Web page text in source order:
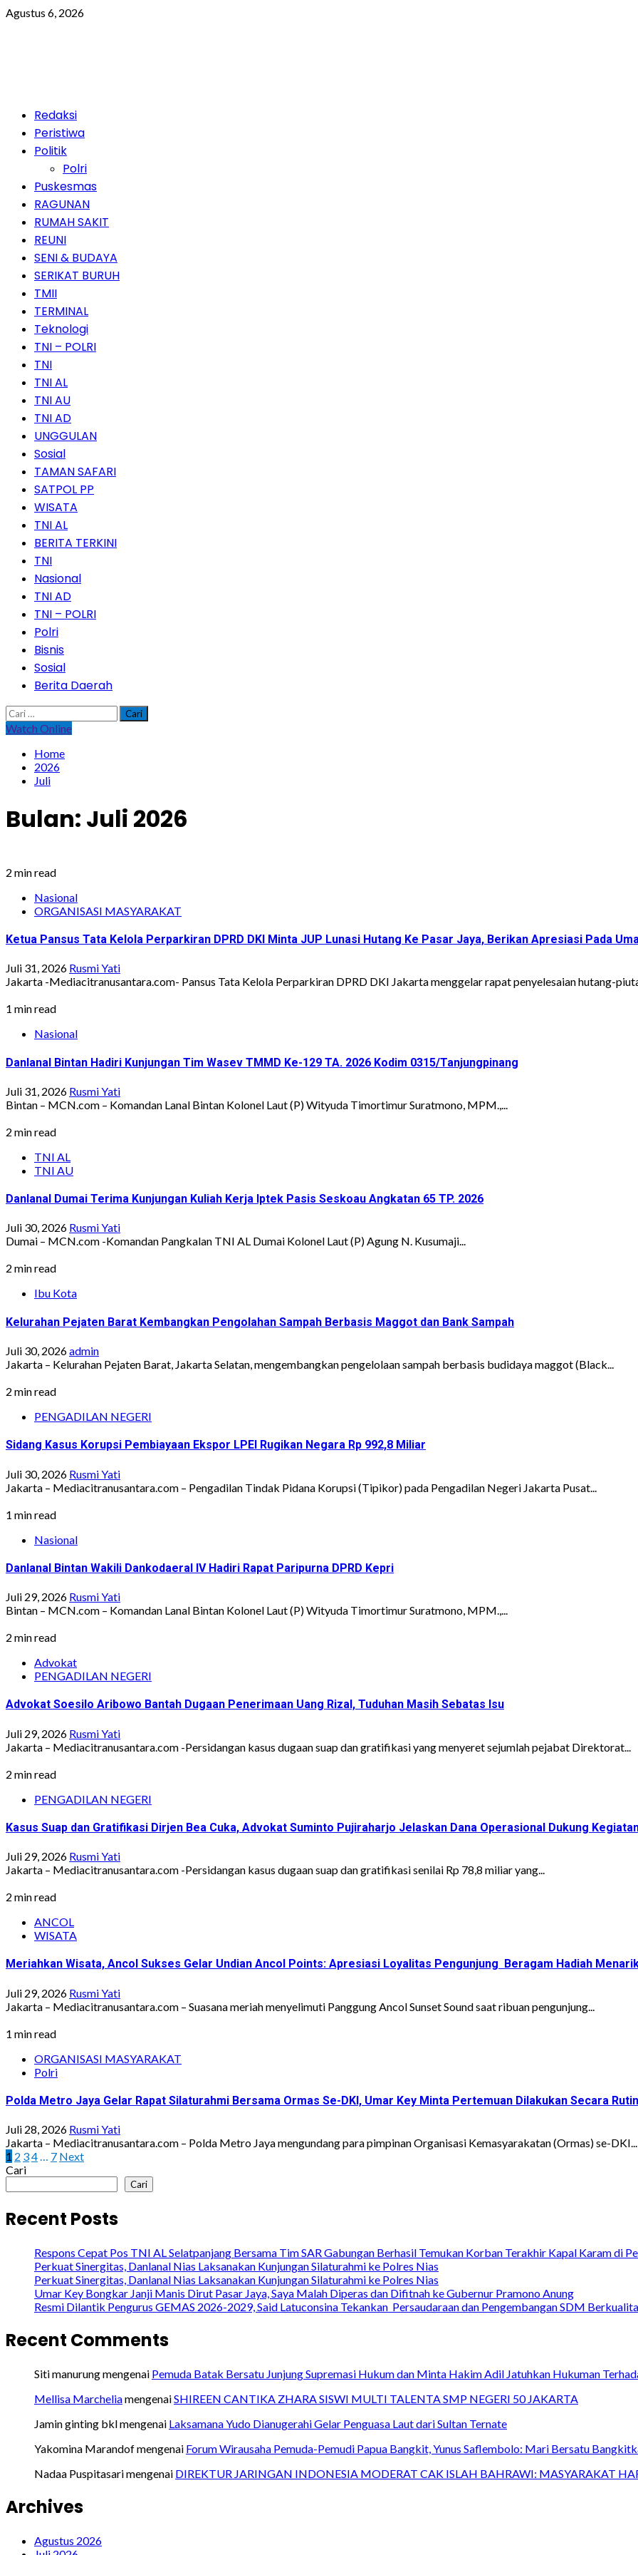
Skip
Agustus 6, 2026
PrimaryRedaksi
Peristiwa
Politik
Polri
Puskesmas
RAGUNAN
RUMAH SAKIT
REUNI
SENI & BUDAYA
SERIKAT BURUH
TMII
TERMINAL
Teknologi
TNI – POLRI
TNI
TNI AL
TNI AU
TNI AD
UNGGULAN
Sosial
TAMAN SAFARI
SATPOL PP
WISATA
TNI AL
BERITA TERKINI
TNI
Nasional
TNI AD
TNI – POLRI
Polri
Bisnis
Sosial
Berita Daerah
Cari
untuk:
Watch Online
Home
2026
Juli
Bulan: Juli 2026
2 min read
Nasional
ORGANISASI MASYARAKAT
Ketua Pansus Tata Kelola Perparkiran DPRD DKI Minta JUP Lunasi Hutang Ke Pasar Jaya, Berikan Apresiasi Pada
Juli 31, 2026 Rusmi Yati
Jakarta -Mediacitranusantara.com- Pansus Tata Kelola Perparkiran DPRD DKI Jakarta menggelar rapat penyelesaian hutang-
1 min read
Nasional
Danlanal Bintan Hadiri Kunjungan Tim Wasev TMMD Ke-129 TA. 2026 Kodim 0315/Tanjungpinang
Juli 31, 2026 Rusmi Yati
Bintan – MCN.com – Komandan Lanal Bintan Kolonel Laut (P) Wityuda Timortimur Suratmono, MPM.,...
2 min read
TNI AL
TNI AU
Danlanal Dumai Terima Kunjungan Kuliah Kerja Iptek Pasis Seskoau Angkatan 65 TP. 2026
Juli 30, 2026 Rusmi Yati
Dumai – MCN.com -Komandan Pangkalan TNI AL Dumai Kolonel Laut (P) Agung N. Kusumaji...
2 min read
Ibu Kota
Kelurahan Pejaten Barat Kembangkan Pengolahan Sampah Berbasis Maggot dan Bank Sampah
Juli 30, 2026admin
Jakarta – Kelurahan Pejaten Barat, Jakarta Selatan, mengembangkan pengelolaan sampah berbasis budidaya maggot (Black...
2 min read
PENGADILAN NEGERI
Sidang Kasus Korupsi Pembiayaan Ekspor LPEI Rugikan Negara Rp 992,8 Miliar
Juli 30, 2026 Rusmi Yati
Jakarta – Mediacitranusantara.com – Pengadilan Tindak Pidana Korupsi (Tipikor) pada Pengadilan Negeri Jakarta Pusat...
1 min read
Nasional
Danlanal Bintan Wakili Dankodaeral IV Hadiri Rapat Paripurna DPRD Kepri
Juli 29, 2026 Rusmi Yati
Bintan – MCN.com – Komandan Lanal Bintan Kolonel Laut (P) Wityuda Timortimur Suratmono, MPM.,...
2 min read
Advokat
PENGADILAN NEGERI
Advokat Soesilo Aribowo Bantah Dugaan Penerimaan Uang Rizal, Tuduhan Masih Sebatas Isu
Juli 29, 2026 Rusmi Yati
Jakarta – Mediacitranusantara.com -Persidangan kasus dugaan suap dan gratifikasi yang menyeret sejumlah pejabat Direktorat...
2 min read
PENGADILAN NEGERI
Kasus Suap dan Gratifikasi Dirjen Bea Cuka, Advokat Suminto Pujiraharjo Jelaskan Dana Operasional Dukung
Juli 29, 2026 Rusmi Yati
Jakarta – Mediacitranusantara.com -Persidangan kasus dugaan suap dan gratifikasi senilai Rp 78,8 miliar yang...
2 min read
ANCOL
WISATA
Meriahkan Wisata, Ancol Sukses Gelar Undian Ancol Points: Apresiasi Loyalitas Pengunjung Beragam Hadiah
Juli 29, 2026 Rusmi Yati
Jakarta – Mediacitranusantara.com – Suasana meriah menyelimuti Panggung Ancol Sunset Sound saat ribuan pengunjung...
1 min read
ORGANISASI MASYARAKAT
Polri
Polda Metro Jaya Gelar Rapat Silaturahmi Bersama Ormas Se-DKI, Umar Key Minta Pertemuan Dilakukan Secara Rutin
Juli 28, 2026 Rusmi Yati
Jakarta – Mediacitranusantara.com – Polda Metro Jaya mengundang para pimpinan Organisasi Kemasyarakatan (Ormas) se-DKI...
Paginasi
pos
1 2 34… 7 Next
Cari
Cari
Recent Posts
Respons Cepat Pos TNI AL Selatpanjang Bersama Tim SAR Gabungan Berhasil Temukan Korban Terakhir Kapal Karam di
Perkuat Sinergitas, Danlanal Nias Laksanakan Kunjungan Silaturahmi ke Polres Nias
Perkuat Sinergitas, Danlanal Nias Laksanakan Kunjungan Silaturahmi ke Polres Nias
Umar Key Bongkar Janji Manis Dirut Pasar Jaya, Saya Malah Diperas dan Difitnah ke Gubernur Pramono Anung
Resmi Dilantik Pengurus GEMAS 2026-2029, Said Latuconsina Tekankan Persaudaraan dan Pengembangan SDM
Recent Comments
Siti manurungmengenai Pemuda Batak Bersatu Junjung Supremasi Hukum dan Minta Hakim Adil Jatuhkan Hukuman
Mellisa MarcheliamengenaiSHIREEN CANTIKA ZHARA SISWI MULTI TALENTA SMP NEGERI 50 JAKARTA
Jamin ginting bklmengenai Laksamana Yudo Dianugerahi Gelar Penguasa Laut dari Sultan Ternate
Yakomina Marandofmengenai Forum Wirausaha Pemuda-Pemudi Papua Bangkit, Yunus Saflembolo: Mari Bersatu
Nadaa Puspitasarimengenai DIREKTUR JARINGAN INDONESIA MODERAT CAK ISLAH BAHRAWI: MASYARAKAT
Archives
Agustus 2026